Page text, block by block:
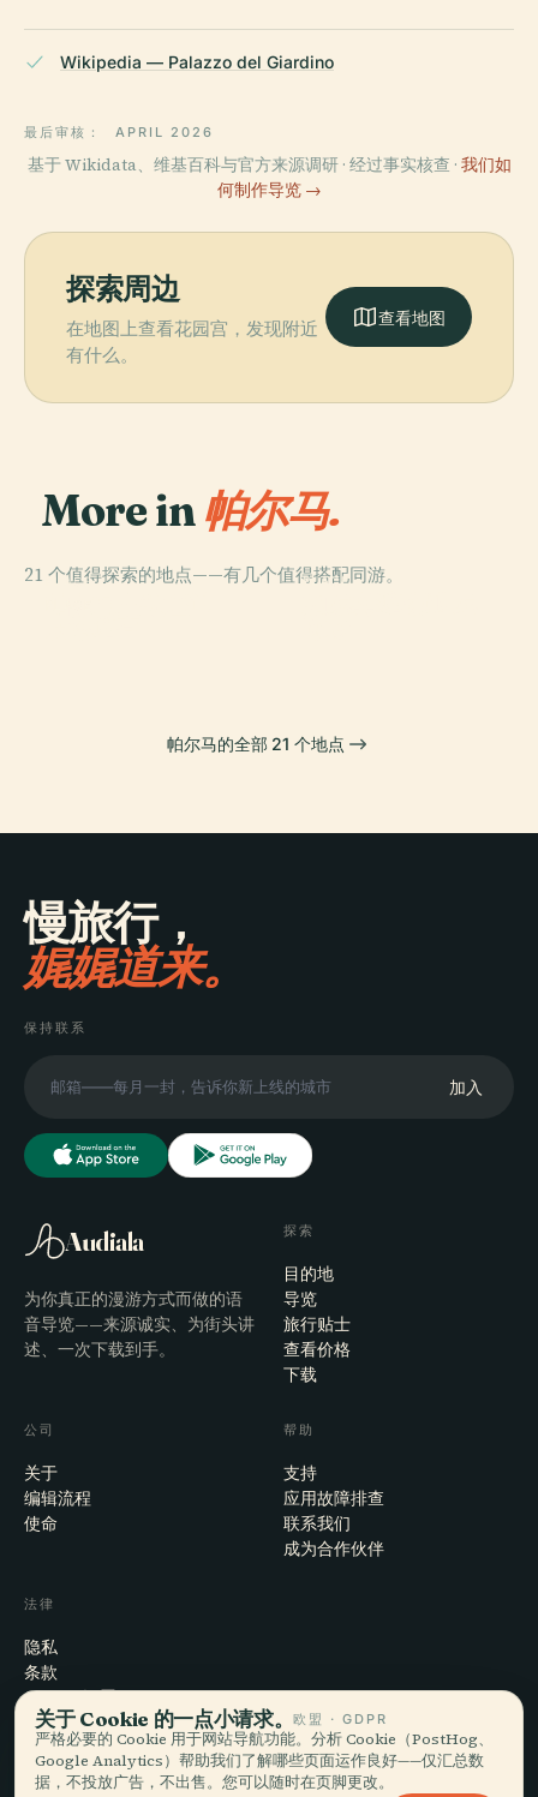
Wikipedia — Palazzo del Giardino
最后审核： APRIL 2026
基于 Wikidata、维基百科与官方来源调研 · 经过事实核查 · 我们如
何制作导览 →
探索周边
在地图上查看花园宫，发现附近
有什么。
查看地图
More in帕尔马.
21 个值得探索的地点——有几个值得搭配同游。
PLACE PLACE
PLACE
帕尔马的全部 21 个地点
慢旅行，
娓娓道来。
保持联系
加入
Audiala
为你真正的漫游方式而做的语
音导览——来源诚实、为街头讲
述、一次下载到手。
探索
目的地
导览
旅行贴士
查看价格
下载
公司
关于
编辑流程
使命
帮助
支持
应用故障排查
联系我们
成为合作伙伴
法律
隐私
条款
Cookie 设置
注销账户
关于 Cookie 的一点小请求。欧盟 · GDPR
严格必要的 Cookie 用于网站导航功能。分析 Cookie（PostHog、
Google Analytics）帮助我们了解哪些页面运作良好——仅汇总数
据，不投放广告，不出售。您可以随时在页脚更改。